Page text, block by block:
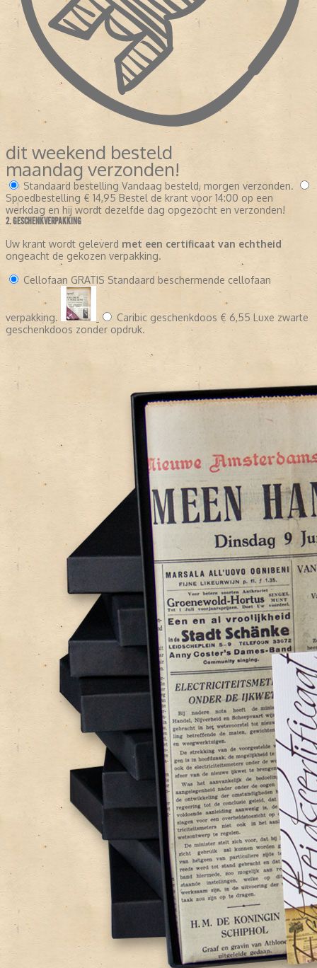
dit weekend besteld
maandag verzonden!
Standaard bestelling Vandaag besteld, morgen verzonden.
Spoedbestelling € 14,95 Bestel de krant voor 14:00 op een
werkdag en hij wordt dezelfde dag opgezocht en verzonden!
2. GESCHENKVERPAKKING
Uw krant wordt geleverd met een certificaat van echtheid
ongeacht de gekozen verpakking.
Cellofaan GRATIS Standaard beschermende cellofaan
verpakking. Caribic geschenkdoos € 6,55 Luxe zwarte
geschenkdoos zonder opdruk.